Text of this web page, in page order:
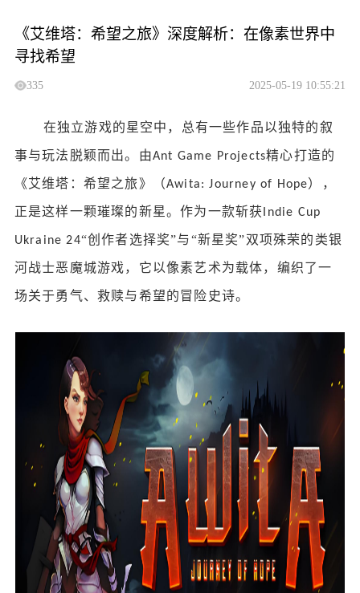
《艾维塔：希望之旅》深度解析：在像素世界中
寻找希望
335 2025-05-19 10:55:21
在独立游戏的星空中，总有一些作品以独特的叙
事与玩法脱颖而出。由Ant Game Projects精心打造的
《艾维塔：希望之旅》（Awita: Journey of Hope），
正是这样一颗璀璨的新星。作为一款斩获 Indie Cup
Ukraine 24“创作者选择奖”与“新星奖”双项殊荣的类银
河战士恶魔城游戏，它以像素艺术为载体，编织了一
场关于勇气、救赎与希望的冒险史诗。